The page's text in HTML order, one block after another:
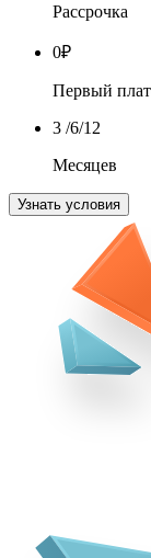
Рассрочка
0₽
Первый
3 /6/12
Месяцев
Узнать условия